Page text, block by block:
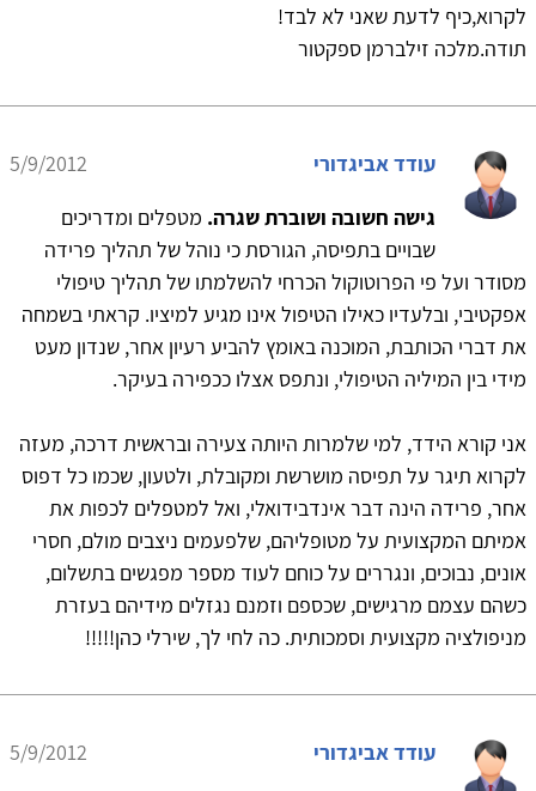
לקרוא,כיף לדעת שאני לא לבד!
תודה.מלכה זילברמן ספקטור
עודד אביגדורי
5/9/2012
גישה חשובה ושוברת שגרה. מטפלים ומדריכים
שבויים בתפיסה, הגורסת כי נוהל של תהליך פרידה
מסודר ועל פי הפרוטוקול הכרחי להשלמתו של תהליך טיפולי
אפקטיבי, ובלעדיו כאילו הטיפול אינו מגיע למיציו. קראתי בשמחה
את דברי הכותבת, המוכנה באומץ להביע רעיון אחר, שנדון מעט
מידי בין המיליה הטיפולי, ונתפס אצלו ככפירה בעיקר.
אני קורא הידד, למי שלמרות היותה צעירה ובראשית דרכה, מעזה
לקרוא תיגר על תפיסה מושרשת ומקובלת, ולטעון, שכמו כל דפוס
אחר, פרידה הינה דבר אינדבידואלי, ואל למטפלים לכפות את
אמיתם המקצועית על מטופליהם, שלפעמים ניצבים מולם, חסרי
אונים, נבוכים, ונגררים על כוחם לעוד מספר מפגשים בתשלום,
כשהם עצמם מרגישים, שכספם וזמנם נגזלים מידיהם בעזרת
מניפולציה מקצועית וסמכותית. כה לחי לך, שירלי כהן!!!!!
עודד אביגדורי
5/9/2012